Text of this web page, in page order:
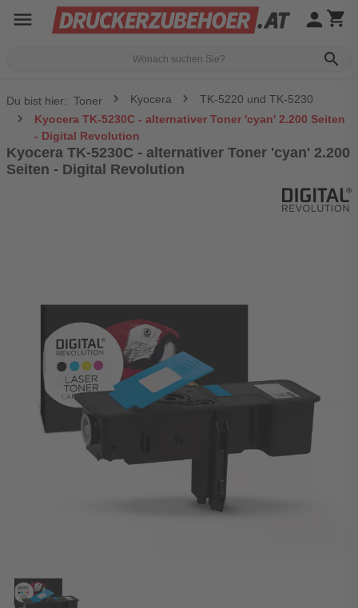
menu
search
person shopping_cart
Du bist hier: Toner Kyocera
TK-5220 und TK-5230
Kyocera TK-5230C - alternativer Toner 'cyan' 2.200 Seiten
- Digital Revolution
Kyocera TK-5230C - alternativer Toner 'cyan' 2.200
Seiten - Digital Revolution